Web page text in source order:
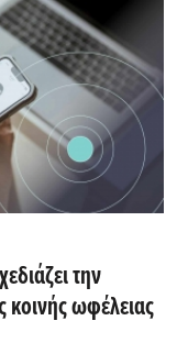
την
κοινής ωφέλειας